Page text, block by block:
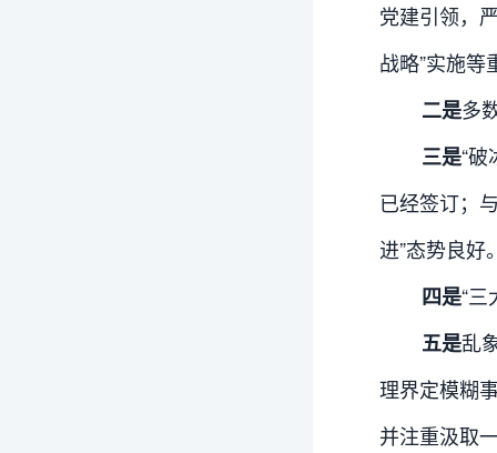
党建引领，
战略”实施
二是多
三是“
已经签订；
进”态势良好
四是“
五是乱
理界定模糊
并注重汲取